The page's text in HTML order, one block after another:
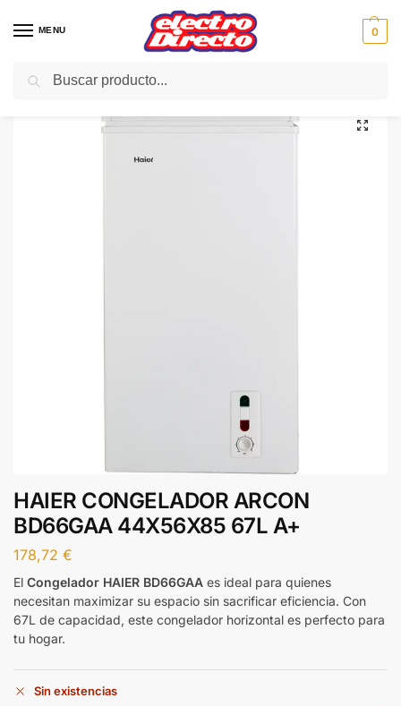
MENU 0
Inicio Gama blanca Congeladores
HAIER CONGELADOR ARCON
BD66GAA 44X56X85 67L A+
178,72 €
El Congelador HAIER BD66GAA es ideal para quienes
necesitan maximizar su espacio sin sacrificar eficiencia. Con
67L de capacidad, este congelador horizontal es perfecto para
tu hogar.
Sin existencias